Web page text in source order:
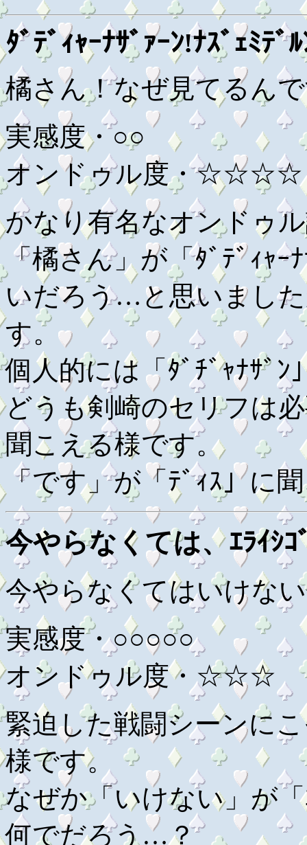
ﾀﾞﾃﾞｨｬｰﾅｻﾞｧｰﾝ!ﾅｽﾞｪﾐﾃﾞ
橘さん！なぜ見てるん
実感度・○○
オンドゥル度・☆☆☆☆
かなり有名なオンドゥ
「橘さん」が「ﾀﾞﾃﾞｨｬ
いだろう…と思いまし
す。
個人的には「ﾀﾞﾁﾞｬﾅｻﾞ
どうも剣崎のセリフは
聞こえる様です。
「です」が「ﾃﾞｨｽ」に
今やらなくては、ｴﾗｲｼｺ
今やらなくてはいけな
実感度・○○○○○
オンドゥル度・☆☆☆
緊迫した戦闘シーンに
様です。
なぜか「いけない」が
何でだろう…？